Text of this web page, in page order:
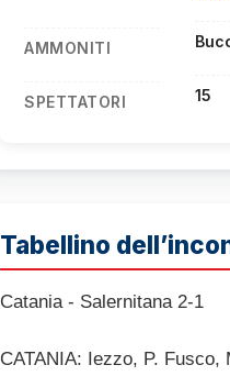
AMMONITI
SPETTATORI 15
Tabellino
Catania - Salernitana 2-1
CATANIA: Iezzo, P.